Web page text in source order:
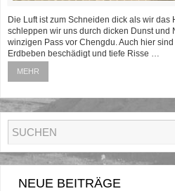
Die Luft ist zum Schneiden dick als wir das
schleppen wir uns durch dicken Dunst und
winzigen Pass vor Chengdu. Auch hier
Erdbeben beschädigt und tiefe Risse …
MEHR
NEUE BEITRÄGE